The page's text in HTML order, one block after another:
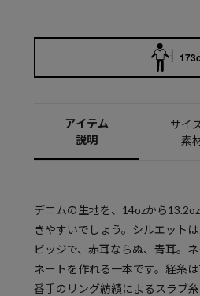
アイテム
説明
サイ
素
デニムの生地を、14ozから
きやすいでしょう。シルエット
ビッジで、赤耳ならぬ、青耳。
ネートを作れる一本です。経糸
番手のリング紡績によるスラブ